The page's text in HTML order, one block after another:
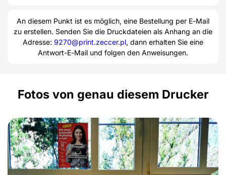
An diesem Punkt ist es möglich, eine Bestellung per E-Mail
zu erstellen. Senden Sie die Druckdateien als Anhang an die
Adresse: 9270@print.zeccer.pl, dann erhalten Sie eine
Antwort-E-Mail und folgen den Anweisungen.
Fotos von genau diesem Drucker